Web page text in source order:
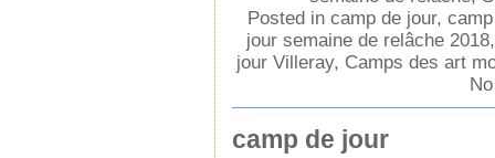
Posted in camp de jour,
jour semaine de relâche 2018
jour Villeray, Camps des art
camp de jour